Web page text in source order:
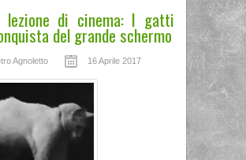
lezione di cinema: I gatti
del grande schermo
Agnoletto 16 Aprile 2017